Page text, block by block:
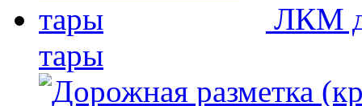
ЛКМ
тары